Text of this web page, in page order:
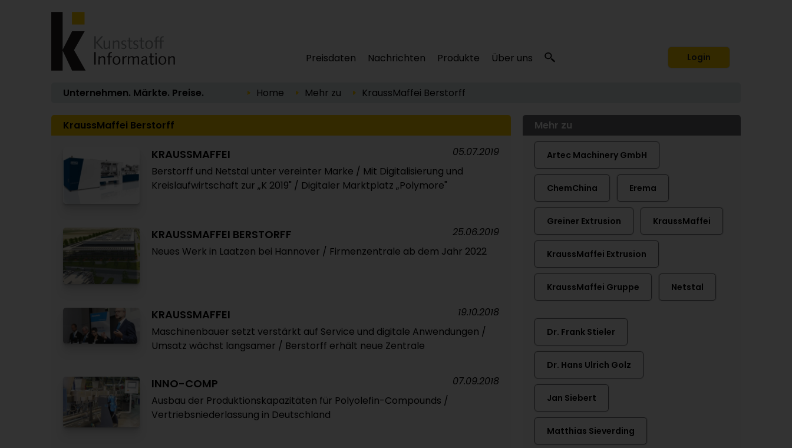
Preisdaten Nachrichten Produkte Über uns Login
Unternehmen. Märkte. Preise. Home Mehr zu KraussMaffei Berstorff
KraussMaffei Berstorff
KRAUSSMAFFEI
Berstorff und Netstal unter vereinter Marke / Mit Digitalisierung und
Kreislaufwirtschaft zur „K 2019" / Digitaler Marktplatz „Polymore"
05.07.2019
KRAUSSMAFFEI BERSTORFF
Neues Werk in Laatzen bei Hannover / Firmenzentrale ab dem Jahr 2022
25.06.2019
KRAUSSMAFFEI
Maschinenbauer setzt verstärkt auf Service und digitale Anwendungen /
Umsatz wächst langsamer / Berstorff erhält neue Zentrale
19.10.2018
INNO-COMP
Ausbau der Produktionskapazitäten für Polyolefin-Compounds /
Vertriebsniederlassung in Deutschland
07.09.2018
Mehr zu
Artec Machinery GmbH
ChemChina Erema
Greiner Extrusion KraussMaffei
KraussMaffei Extrusion
KraussMaffei Gruppe Netstal
Dr. Frank Stieler
Dr. Hans Ulrich Golz
Jan Siebert
Matthias Sieverding